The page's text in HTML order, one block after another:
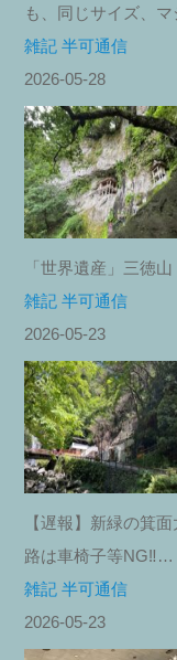
も、同じサイズ、
雑記 半可通信
2026-05-28
「世界遺産」三徳
雑記 半可通信
2026-05-23
【遅報】新緑の箕
路は車椅子等NG‼︎…
雑記 半可通信
2026-05-23